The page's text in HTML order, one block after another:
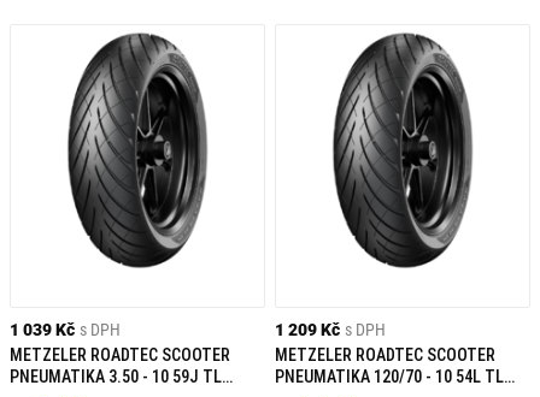
1 039 Kč s DPH
METZELER ROADTEC SCOOTER
PNEUMATIKA 3.50 - 10 59J TL
1 209 Kč s DPH
METZELER ROADTEC SCOOTER
PNEUMATIKA 120/70 - 10 54L TL